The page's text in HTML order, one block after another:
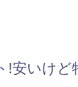
!安いけど